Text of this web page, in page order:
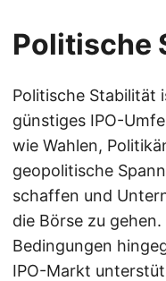
Politische
Politische Stabilität
günstiges IPO-
wie Wahlen,
geopolitische
schaffen und
die Börse zu
Bedingungen
IPO-Markt